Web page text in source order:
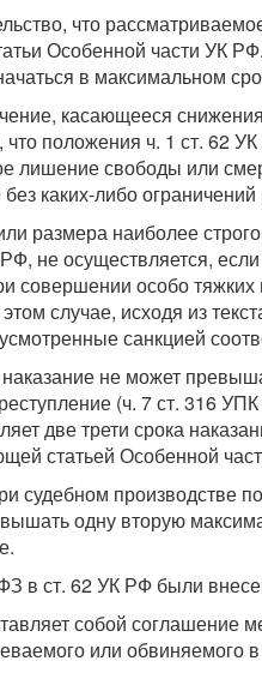
что
Особенной части УК
в максимальном
касающееся
что положения ч. 1 ст.
свободы или
каких-либо
размера наиболее
не осуществляется,
совершении особо
случае, исходя из
санкцией
не может
(ч. 7 ст. 316
две трети срока
статьей Особенной
судебном производстве
одну вторую
в ст. 62 УК РФ были
собой
или обвиняемого